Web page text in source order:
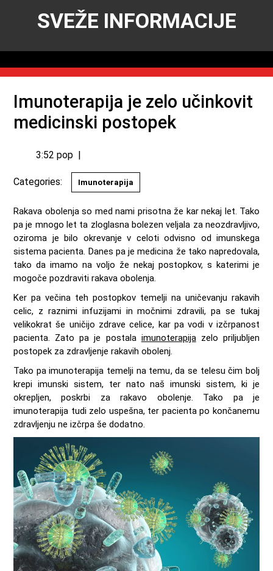
SVEŽE INFORMACIJE
Imunoterapija je zelo učinkovit
medicinski postopek
3:52 pop |
Categories: Imunoterapija
Rakava obolenja so med nami prisotna že kar nekaj let. Tako
pa je mnogo let ta zloglasna bolezen veljala za neozdravljivo,
oziroma je bilo okrevanje v celoti odvisno od imunskega
sistema pacienta. Danes pa je medicina že tako napredovala,
tako da imamo na voljo že nekaj postopkov, s katerimi je
mogoče pozdraviti rakava obolenja.
Ker pa večina teh postopkov temelji na uničevanju rakavih
celic, z raznimi infuzijami in močnimi zdravili, pa se tukaj
velikokrat še uničijo zdrave celice, kar pa vodi v izčrpanost
pacienta. Zato pa je postala imunoterapijazelo priljubljen
postopek za zdravljenje rakavih obolenj.
Tako pa imunoterapija temelji na temu, da se telesu čim bolj
krepi imunski sistem, ter nato naš imunski sistem, ki je
okrepljen, poskrbi za rakavo obolenje. Tako pa je
imunoterapija tudi zelo uspešna, ter pacienta po končanemu
zdravljenju ne izčrpa še dodatno.